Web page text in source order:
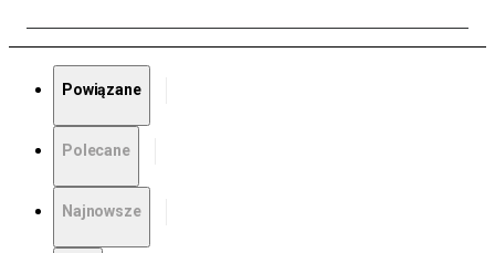
Powiązane
Polecane
Najnowsze